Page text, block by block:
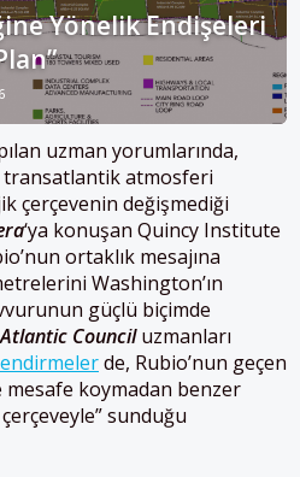
Yönelik Endişeleri
uzman yorumlarında,
transatlantik atmosferi
çerçevenin değişmediği
‘ya konuşan Quincy Institute
ortaklık mesajına
Washington’ın
güçlü biçimde
Counciluzmanları
de, Rubio’nun geçen
mesafe koymadan benzer
sunduğu